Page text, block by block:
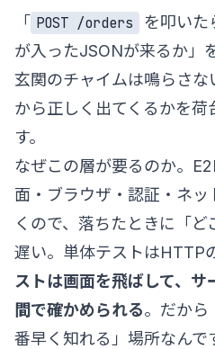
「 POST /orders
を叩いた
が入ったJSONが来るか」
玄関のチャイムは鳴らさな
から正しく出てくるかを
す。
なぜこの層が要るのか。
面・ブラウザ・認証・ネ
くので、落ちたときに「
遅い。単体テストはHTTP
ストは画面を飛ばして、
間で確かめられる。だから
番早く知れる」場所なんで